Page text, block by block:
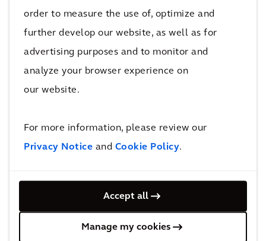
order to measure the use of, optimize and
further develop our website, as well as for
advertising purposes and to monitor and
analyze your browser experience on
our website.
For more information, please review our
Privacy Notice and Cookie Policy.
Accept all
Manage my cookies
Fazendo realmente a diferença
O terremoto de 2015 causou US$ 10 bilhões
bruto do Nepal. Uma grande parte de
Bungamati foi destruída, deixando seus
extremamente vulneráveis. O plano de
emergência no qual WenMei trabalhou